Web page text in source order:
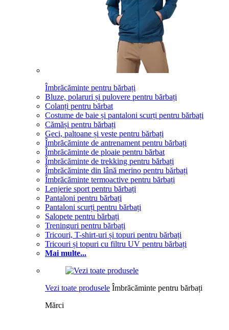
Îmbrăcăminte pentru bărbați
Bluze, polaruri și pulovere pentru bărbați
Colanți pentru bărbat
Costume de baie și pantaloni scurți pentru bărbați
Cămăși pentru bărbați
Geci, paltoane și veste pentru bărbați
Îmbrăcăminte de antrenament pentru bărbați
Îmbrăcăminte de ploaie pentru bărbat
Îmbrăcăminte de trekking pentru bărbați
Îmbrăcăminte din lână merino pentru bărbați
Îmbrăcăminte termoactive pentru bărbați
Lenjerie sport pentru bărbați
Pantaloni pentru bărbați
Pantaloni scurți pentru bărbați
Salopete pentru bărbați
Treninguri pentru bărbați
Tricouri, T-shirt-uri și topuri pentru bărbați
Tricouri și topuri cu filtru UV pentru bărbați
Mai multe...
Vezi toate produsele Îmbrăcăminte pentru bărbați
Mărci